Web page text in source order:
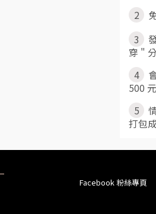
2
3
穿 "
4
500
5
打包
Facebook 粉絲專頁